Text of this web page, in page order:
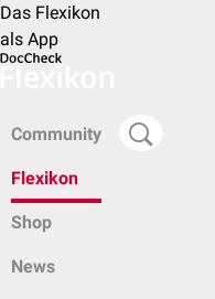
Das Flexikon
als App
Community
Flexikon
Shop
News